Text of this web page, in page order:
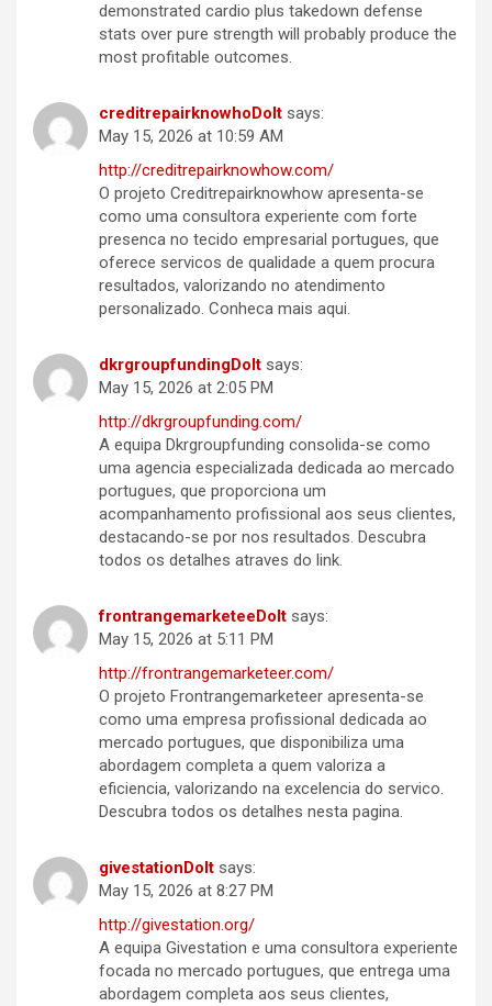
demonstrated cardio plus takedown defense
stats over pure strength will probably produce the
most profitable outcomes.
creditrepairknowhoDoIt says:
May 15, 2026 at 10:59 AM
http://creditrepairknowhow.com/
O projeto Creditrepairknowhow apresenta-se
como uma consultora experiente com forte
presenca no tecido empresarial portugues, que
oferece servicos de qualidade a quem procura
resultados, valorizando no atendimento
personalizado. Conheca mais aqui.
dkrgroupfundingDoIt says:
May 15, 2026 at 2:05 PM
http://dkrgroupfunding.com/
A equipa Dkrgroupfunding consolida-se como
uma agencia especializada dedicada ao mercado
portugues, que proporciona um
acompanhamento profissional aos seus clientes,
destacando-se por nos resultados. Descubra
todos os detalhes atraves do link.
frontrangemarketeeDoIt says:
May 15, 2026 at 5:11 PM
http://frontrangemarketeer.com/
O projeto Frontrangemarketeer apresenta-se
como uma empresa profissional dedicada ao
mercado portugues, que disponibiliza uma
abordagem completa a quem valoriza a
eficiencia, valorizando na excelencia do servico.
Descubra todos os detalhes nesta pagina.
givestationDoIt says:
May 15, 2026 at 8:27 PM
http://givestation.org/
A equipa Givestation e uma consultora experiente
focada no mercado portugues, que entrega uma
abordagem completa aos seus clientes,